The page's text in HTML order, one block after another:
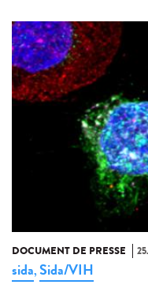
DOCUMENT DE PRESSE
sida,Sida/VIH